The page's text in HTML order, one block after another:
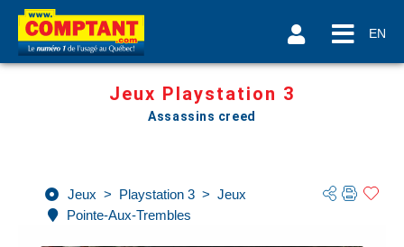
EN
Jeux Playstation 3
Assassins creed
Jeux > Playstation 3 > Jeux
Pointe-Aux-Trembles